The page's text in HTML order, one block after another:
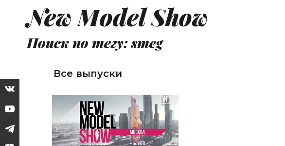
New Model Show
Поиск по тегу: smeg
Все выпуски